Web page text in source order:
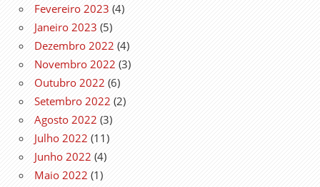
Fevereiro 2023 (4)
Janeiro 2023 (5)
Dezembro 2022 (4)
Novembro 2022 (3)
Outubro 2022 (6)
Setembro 2022 (2)
Agosto 2022 (3)
Julho 2022 (11)
Junho 2022 (4)
Maio 2022 (1)